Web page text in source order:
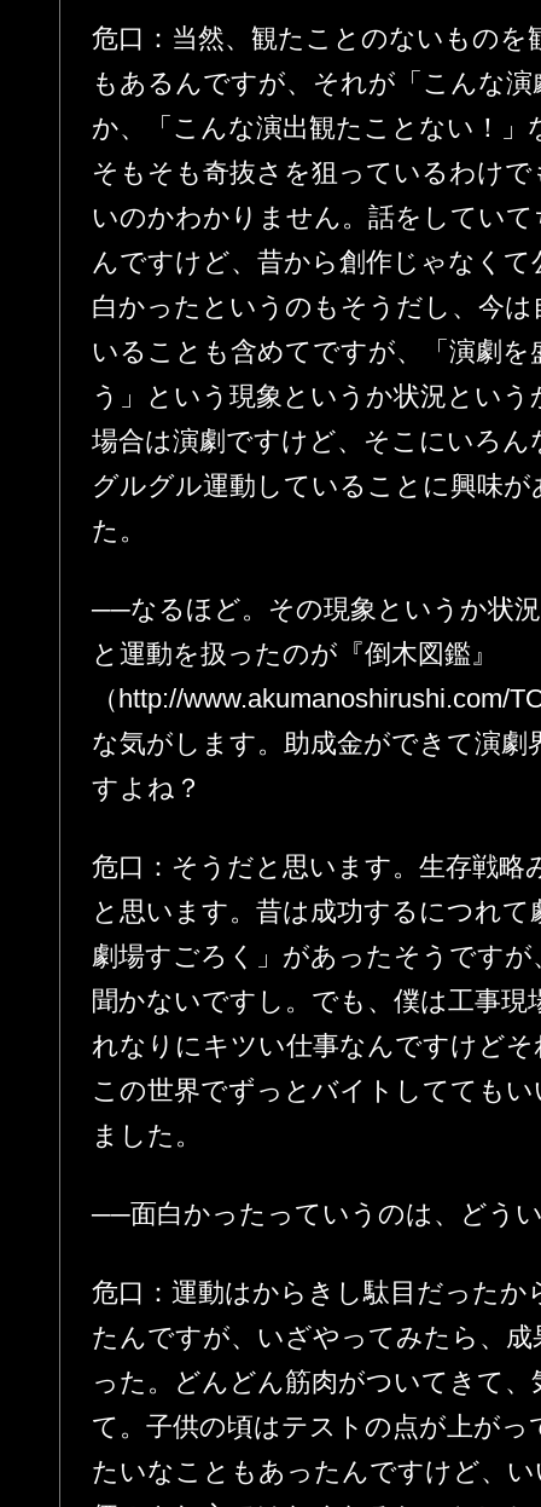
危口：当然、観たことのないもの
もあるんですが、それが「こんな
か、「こんな演出観たことない！
そもそも奇抜さを狙っているわけ
いのかわかりません。話をしてい
んですけど、昔から創作じゃなく
白かったというのもそうだし、今
いることも含めてですが、「演劇
う」という現象というか状況とい
場合は演劇ですけど、そこにいろ
グルグル運動していることに興味
た。
──なるほど。その現象というか状
と運動を扱ったのが『倒木図鑑』
（http://www.akumanoshirushi.com/
な気がします。助成金ができて演
すよね？
危口：そうだと思います。生存戦
と思います。昔は成功するにつれ
劇場すごろく」があったそうです
聞かないですし。でも、僕は工事
れなりにキツい仕事なんですけど
この世界でずっとバイトしてても
ました。
──面白かったっていうのは、どう
危口：運動はからきし駄目だったか
たんですが、いざやってみたら、
った。どんどん筋肉がついてきて
て。子供の頃はテストの点が上が
たいなこともあったんですけど、